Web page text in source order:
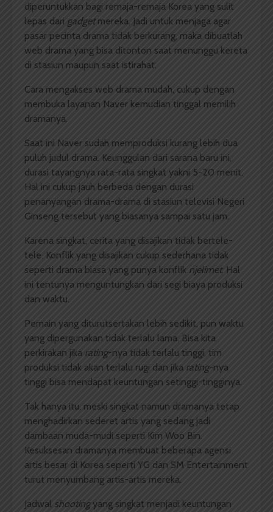
diperuntukkan bagi remaja-remaja Korea yang sulit
lepas dari gadgetmereka. Jadi untuk menjaga agar
pasar pecinta drama tidak berkurang, maka dibuatlah
web drama yang bisa ditonton saat menunggu kereta
di stasiun maupun saat istirahat.
Cara mengakses web drama mudah, cukup dengan
membuka layanan Naver kemudian tinggal memilih
dramanya.
Saat ini Naver sudah memproduksi kurang lebih dua
puluh judul drama. Keunggulan dari sarana baru ini,
durasi tayangnya rata-rata singkat yakni 5-20 menit.
Hal ini cukup jauh berbeda dengan durasi
penanyangan drama-drama di stasiun televisi Negeri
Ginseng tersebut yang biasanya sampai satu jam.
Karena singkat, cerita yang disajikan tidak bertele-
tele. Konflik yang disajikan cukup sederhana tidak
seperti drama biasa yang punya konflik njelimet. Hal
ini tentunya menguntungkan dari segi biaya produksi
dan waktu.
Pemain yang diturutsertakan lebih sedikit, pun waktu
yang dipergunakan tidak terlalu lama. Bisa kita
perkirakan jika rating-nya tidak terlalu tinggi, tim
produksi tidak akan terlalu rugi dan jika rating-nya
tinggi bisa mendapat keuntungan setinggi-tingginya.
Tak hanya itu, meski singkat namun dramanya tetap
menghadirkan sederet artis yang sedang jadi
dambaan muda-mudi seperti Kim Woo Bin.
Kesuksesan dramanya membuat beberapa agensi
artis besar di Korea seperti YG dan SM Entertainment
turut menyumbang artis-artis mereka.
Jadwal shootingyang singkat menjadi keuntungan